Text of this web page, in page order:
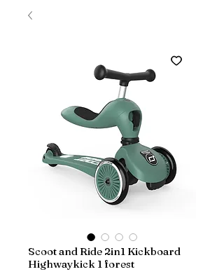
Scoot and Ride 2in1 Kickboard
Highwaykick 1 forest